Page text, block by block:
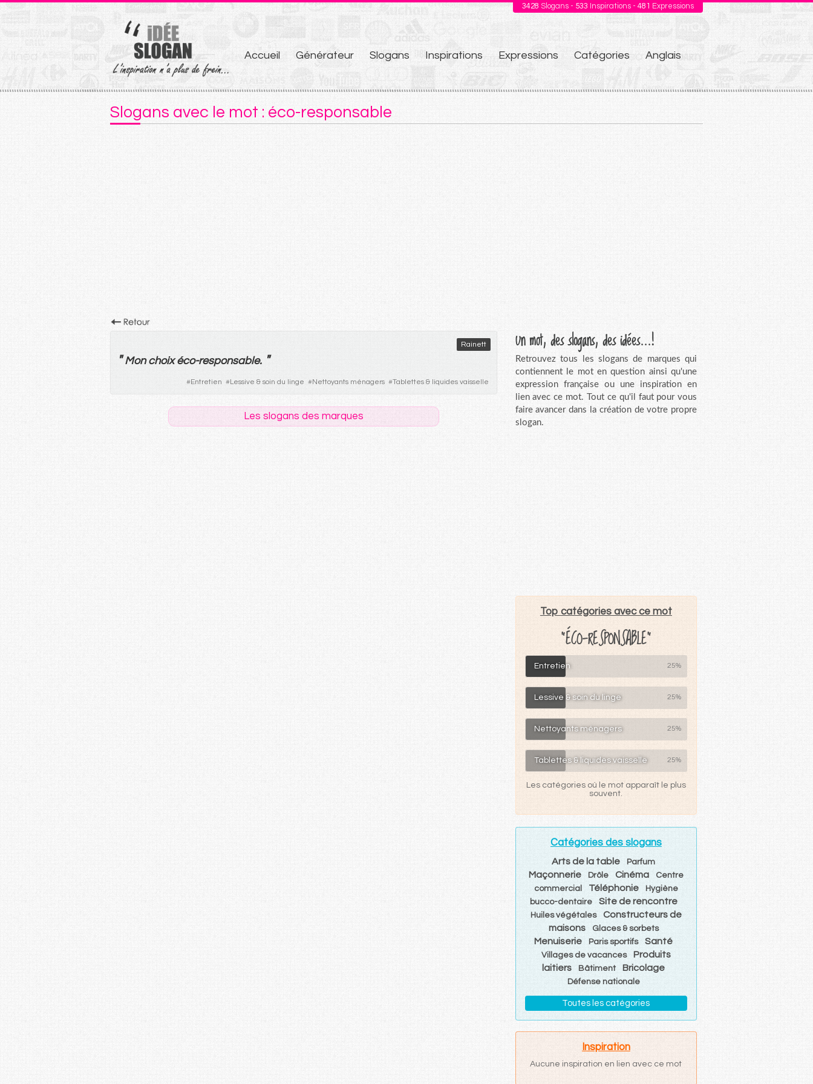
3428 Slogans - 533 Inspirations - 481 Expressions
Aller
au
contenu
Accueil Générateur Slogans Inspirations Expressions Catégories Anglais
Slogans avec le mot : éco-responsable
Rainett
" Mon choix éco-responsable. "
#Entretien #Lessive & soin du linge #Nettoyants ménagers #Tablettes & liquides vaisselle
Les slogans des marques
Un mot, des slogans, des idées...!
Retrouvez tous les slogans de marques qui
contiennent le mot en question ainsi qu'une
expression française ou une inspiration en
lien avec ce mot. Tout ce qu'il faut pour vous
faire avancer dans la création de votre propre
slogan.
Top catégories avec ce mot
"ÉCO-RESPONSABLE"
Entretien 25%
Lessive & soin du linge 25%
Nettoyants ménagers 25%
Tablettes & liquides vaisselle 25%
Les catégories où le mot apparaît le plus
souvent.
Catégories des slogans
Arts de la table Parfum
Maçonnerie Drôle Cinéma
Centre
commercial
Téléphonie
Hygiène
bucco-dentaire
Site de rencontre
Huiles végétales
Constructeurs de
maisons
Glaces & sorbets
Menuiserie Paris sportifs Santé
Villages de vacances
Produits
laitiers
Bâtiment Bricolage
Défense nationale
Toutes les catégories
Inspiration
Aucune inspiration en lien avec ce mot